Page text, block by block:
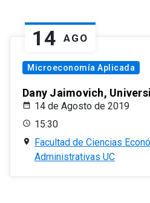
14 AGO
Microeconomía Aplicada
Dany Jaimovich,
14 de Agosto de 2019
15:30
Facultad de Ciencias
Administrativas UC